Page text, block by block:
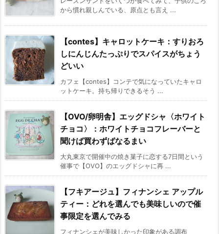
から慣れ親しんでいる、原点とも言え ...
【contes】キャロットケーキ：すりおろ
しにんじんたっぷりでスパイスがちょう
どいい
カフェ【contes】コンテで気になっていたキャロ
ットケーキ。持ち帰りできるそう ...
【OVO/卵明舎】エッグドシャ〈ホワイト
チョコ〉：ホワイトチョコフレーバーと
聞けば買わずばなるまい
大丸東京で開催中の焼き菓子に恋する7日間という
催事で【OVO】のエッグドシャに再 ...
【フキアージュ】フィナンシェ アップル
ティー：どれを選んでも美味しいので催
事限定を選んでみる
フィナンシェが美味しかった印象がある調布